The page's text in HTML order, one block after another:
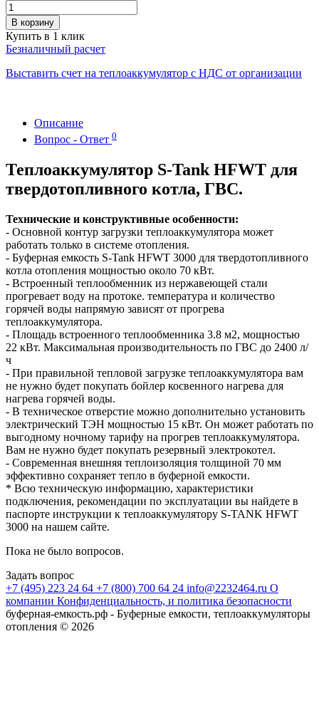
В корзину
Купить в 1 клик
Безналичный расчет
Выставить счет на теплоаккумулятор с НДС от организации
Описание
Вопрос - Ответ 0
Теплоаккумулятор S-Tank HFWT для
твердотопливного котла, ГВС.
Технические и конструктивные особенности:
- Основной контур загрузки теплоаккумулятора может
работать только в системе отопления.
- Буферная емкость S-Tank HFWT 3000 для твердотопливного
котла отопления мощностью около 70 кВт.
- Встроенный теплообменник из нержавеющей стали
прогревает воду на протоке. температура и количество
горячей воды напрямую зависят от прогрева
теплоаккумулятора.
- Площадь встроенного теплообменника 3.8 м2, мощностью
22 кВт. Максимальная производительность по ГВС до 2400 л/
ч
- При правильной тепловой загрузке теплоаккумулятора вам
не нужно будет покупать бойлер косвенного нагрева для
нагрева горячей воды.
- В техническое отверстие можно дополнительно установить
электрический ТЭН мощностью 15 кВт. Он может работать по
выгодному ночному тарифу на прогрев теплоаккумулятора.
Вам не нужно будет покупать резервный электрокотел.
- Современная внешняя теплоизоляция толщиной 70 мм
эффективно сохраняет тепло в буферной емкости.
* Всю техническую информацию, характеристики
подключения, рекомендации по эксплуатации вы найдете в
паспорте инструкции к теплоаккумулятору S-TANK HFWT
3000 на нашем сайте.
Пока не было вопросов.
Задать вопрос
+7 (495) 223 24 64 +7 (800) 700 64 24 info@2232464.ru О
компании Конфиденциальность, и политика безопасности
буферная-емкость.рф - Буферные емкости, теплоаккумуляторы
отопления © 2026